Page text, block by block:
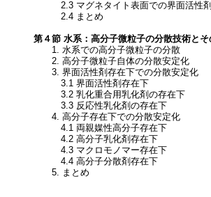
2.3 マグネタイト表面での界面活性剤
2.4 まとめ
第４節 水系：高分子微粒子の分散技術とそ
1. 水系での高分子微粒子の分散
2. 高分子微粒子自体の分散安定化
3. 界面活性剤存在下での分散安定化
3.1 界面活性剤存在下
3.2 乳化重合用乳化剤の存在下
3.3 反応性乳化剤の存在下
4. 高分子存在下での分散安定化
4.1 両親媒性高分子存在下
4.2 高分子乳化剤存在下
4.3 マクロモノマー存在下
4.4 高分子分散剤存在下
5. まとめ